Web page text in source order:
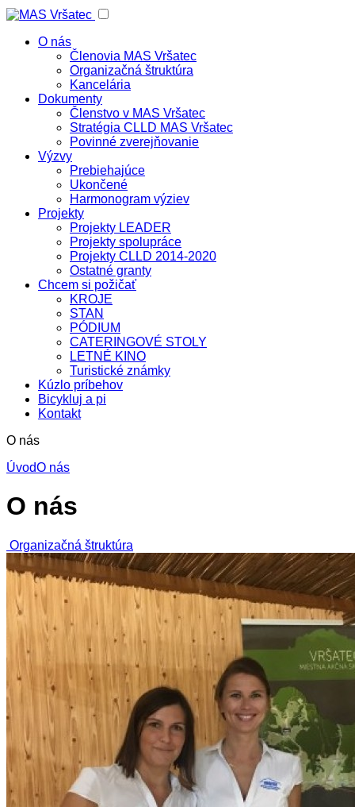
O nás
Členovia MAS Vršatec
Organizačná štruktúra
Kancelária
Dokumenty
Členstvo v MAS Vršatec
Stratégia CLLD MAS Vršatec
Povinné zverejňovanie
Výzvy
Prebiehajúce
Ukončené
Harmonogram výziev
Projekty
Projekty LEADER
Projekty spolupráce
Projekty CLLD 2014-2020
Ostatné granty
Chcem si požičať
KROJE
STAN
PÓDIUM
CATERINGOVÉ STOLY
LETNÉ KINO
Turistické známky
Kúzlo príbehov
Bicykluj a pi
Kontakt
O nás
ÚvodO nás
O nás
Organizačná štruktúra